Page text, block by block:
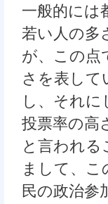
一般的には
若い人の多
が、この点
さを表して
し、それに
投票率の高
と言われる
まして、こ
民の政治参